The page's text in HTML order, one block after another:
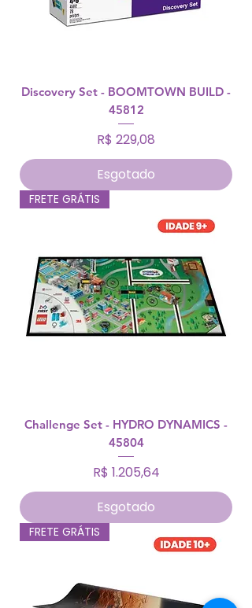
Discovery Set - BOOMTOWN BUILD -
45812
Preço
R$ 229,08
Esgotado
FRETE GRÁTIS
Challenge Set - HYDRO DYNAMICS -
45804
Preço
R$ 1.205,64
Esgotado
FRETE GRÁTIS